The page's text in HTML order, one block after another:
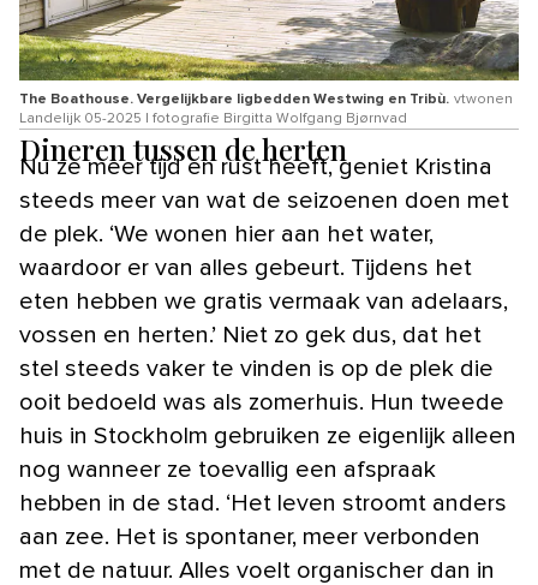
The Boathouse. Vergelijkbare ligbedden Westwing en Tribù. vtwonen
Landelijk 05-2025 | fotografie Birgitta Wolfgang Bjørnvad
Dineren tussen de herten
Nu ze meer tijd en rust heeft, geniet Kristina
steeds meer van wat de seizoenen doen met
de plek. ‘We wonen hier aan het water,
waardoor er van alles gebeurt. Tijdens het
eten hebben we gratis vermaak van adelaars,
vossen en herten.’ Niet zo gek dus, dat het
stel steeds vaker te vinden is op de plek die
ooit bedoeld was als zomerhuis. Hun tweede
huis in Stockholm gebruiken ze eigenlijk alleen
nog wanneer ze toevallig een afspraak
hebben in de stad. ‘Het leven stroomt anders
aan zee. Het is spontaner, meer verbonden
met de natuur. Alles voelt organischer dan in